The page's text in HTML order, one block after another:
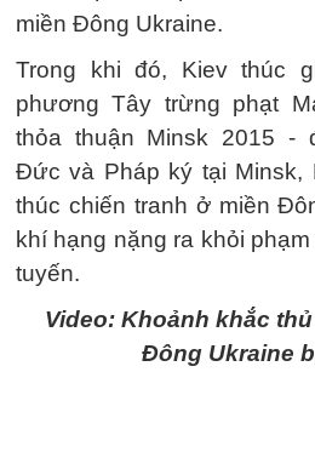
miền Đông Ukraine.
Trong khi đó, Kiev thúc
phương Tây trừng phạt
thỏa thuận Minsk 2015 -
Đức và Pháp ký tại Minsk,
thúc chiến tranh ở miền
khí hạng nặng ra khỏi
tuyến.
Video: Khoảnh khắc
Đông Ukraine